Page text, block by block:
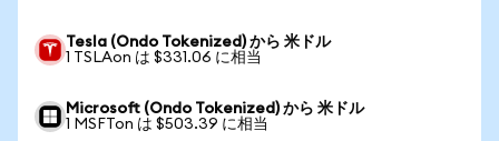
Tesla (Ondo Tokenized) から 米ドル
1 TSLAon は $331.06 に相当
Microsoft (Ondo Tokenized) から 米ドル
1 MSFTon は $503.39 に相当